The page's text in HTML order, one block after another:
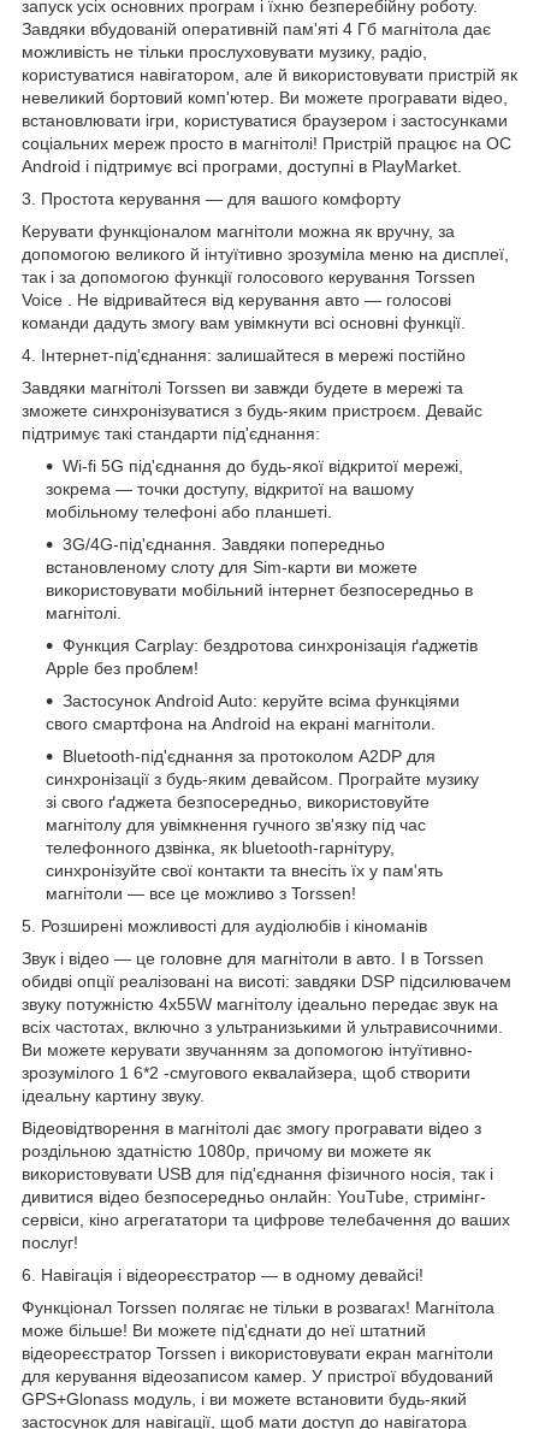
запуск усіх основних програм і їхню безперебійну роботу.
Завдяки вбудованій оперативній пам'яті 4 Гб магнітола дає
можливість не тільки прослуховувати музику, радіо,
користуватися навігатором, але й використовувати пристрій як
невеликий бортовий комп'ютер. Ви можете програвати відео,
встановлювати ігри, користуватися браузером і застосунками
соціальних мереж просто в магнітолі! Пристрій працює на ОС
Android і підтримує всі програми, доступні в PlayMarket.
3. Простота керування — для вашого комфорту
Керувати функціоналом магнітоли можна як вручну, за
допомогою великого й інтуїтивно зрозуміла меню на дисплеї,
так і за допомогою функції голосового керування Torssen
Voice
. Не відривайтеся від керування авто — голосові
команди дадуть змогу вам увімкнути всі основні функції.
4. Інтернет-під'єднання: залишайтеся в мережі постійно
Завдяки магнітолі Torssen ви завжди будете в мережі та
зможете синхронізуватися з будь-яким пристроєм. Девайс
підтримує такі стандарти під'єднання:
Wi-fi 5G під'єднання до будь-якої відкритої мережі,
зокрема — точки доступу, відкритої на вашому
мобільному телефоні або планшеті.
3G/4G-під'єднання. Завдяки попередньо
встановленому слоту для Sim-карти ви можете
використовувати мобільний інтернет безпосередньо в
магнітолі.
Функция Carplay: бездротова синхронізація ґаджетів
Apple без проблем!
Застосунок Android Auto: керуйте всіма функціями
свого смартфона на Android на екрані магнітоли.
Bluetooth-під'єднання за протоколом A2DP для
синхронізації з будь-яким девайсом. Програйте музику
зі свого ґаджета безпосередньо, використовуйте
магнітолу для увімкнення гучного зв'язку під час
телефонного дзвінка, як bluetooth-гарнітуру,
синхронізуйте свої контакти та внесіть їх у пам'ять
магнітоли — все це можливо з Torssen!
5. Розширені можливості для аудіолюбів і кіноманів
Звук і відео — це головне для магнітоли в авто. І в Torssen
обидві опції реалізовані на висоті: завдяки DSP підсилювачем
звуку потужністю 4х55W магнітолу ідеально передає звук на
всіх частотах, включно з ультранизькими й ультрависочними.
Ви можете керувати звучанням за допомогою інтуїтивно-
зрозумілого 1 6*2 -смугового еквалайзера, щоб створити
ідеальну картину звуку.
Відеовідтворення в магнітолі дає змогу програвати відео з
роздільною здатністю 1080р, причому ви можете як
використовувати USB для під'єднання фізичного носія, так і
дивитися відео безпосередньо онлайн: YouTube, стримінг-
сервіси, кіно агрегататори та цифрове телебачення до ваших
послуг!
6. Навігація і відеореєстратор — в одному девайсі!
Функціонал Torssen полягає не тільки в розвагах! Магнітола
може більше! Ви можете під'єднати до неї штатний
відеореєстратор Torssen і використовувати екран магнітоли
для керування відеозаписом камер. У пристрої вбудований
GPS+Glonass модуль, і ви можете встановити будь-який
застосунок для навігації, щоб мати доступ до навігатора